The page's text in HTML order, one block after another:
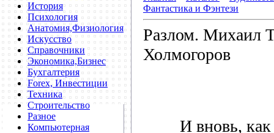
История
Психология
Анатомия,Физиология
Искусство
Справочники
Экономика,Бизнес
Бухгалтерия
Forex, Инвестиции
Техника
Строительство
Разное
Компьютерная
Фантастика и Фэнтези
Разлом. Михаил
Холмогоров
И вновь,